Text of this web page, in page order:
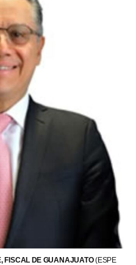
FISCAL DE GUANAJUATO(ESPE